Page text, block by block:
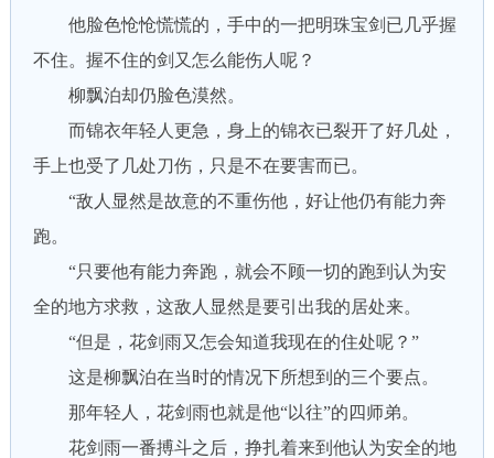
他脸色怆怆慌慌的，手中的一把明珠宝剑已几乎握
不住。握不住的剑又怎么能伤人呢？
柳飘泊却仍脸色漠然。
而锦衣年轻人更急，身上的锦衣已裂开了好几处，
手上也受了几处刀伤，只是不在要害而已。
“敌人显然是故意的不重伤他，好让他仍有能力奔
跑。
“只要他有能力奔跑，就会不顾一切的跑到认为安
全的地方求救，这敌人显然是要引出我的居处来。
“但是，花剑雨又怎会知道我现在的住处呢？”
这是柳飘泊在当时的情况下所想到的三个要点。
那年轻人，花剑雨也就是他“以往”的四师弟。
花剑雨一番搏斗之后，挣扎着来到他认为安全的地